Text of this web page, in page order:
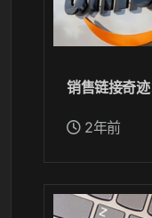
销售链接奇
2年前